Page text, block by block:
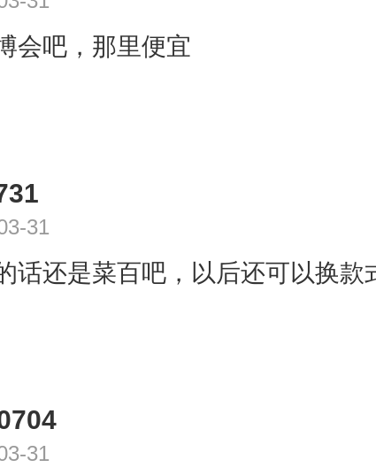
会吧，那里便宜
31
话还是菜百吧，以后还可以换款
31